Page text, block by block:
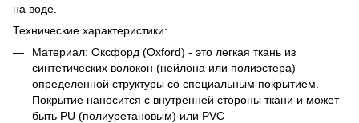
на воде.
Технические характеристики:
Материал: Оксфорд (Oxford) - это легкая ткань из
синтетических волокон (нейлона или полиэстера)
определенной структуры со специальным покрытием.
Покрытие наносится с внутренней стороны ткани и может
быть PU (полиуретановым) или PVC